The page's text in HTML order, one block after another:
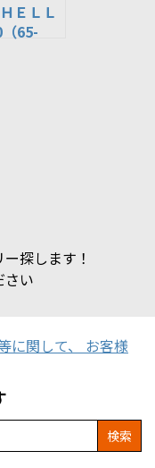
ＥＬＬ
65-
探します！
さい
に関して、 お客様